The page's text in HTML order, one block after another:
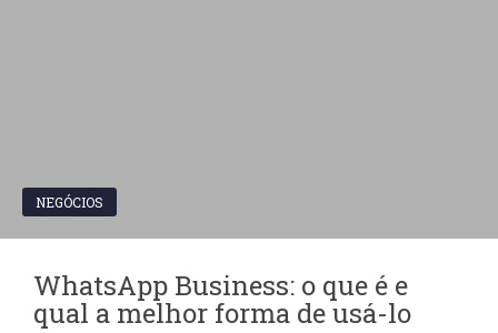
NEGÓCIOS
WhatsApp Business: o que é e
qual a melhor forma de usá-lo